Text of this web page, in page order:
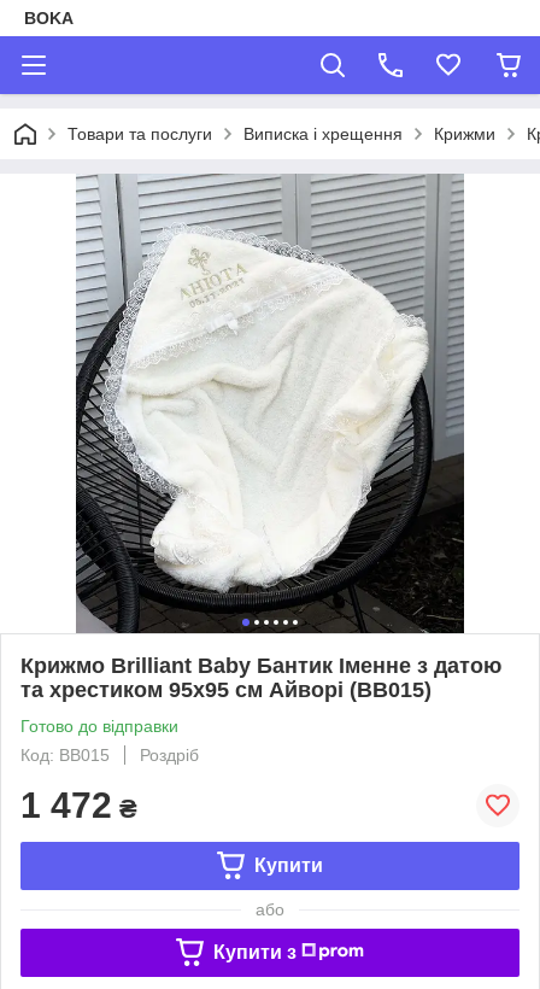
BOKA
Товари та послуги Виписка і хрещення Крижми
Крижмо Brilliant Baby Бантик Іменне з датою
та хрестиком 95х95 см Айворі (BB015)
Готово до відправки
Код: BB015
Роздріб
1 472 ₴
Купити
або
Купити з